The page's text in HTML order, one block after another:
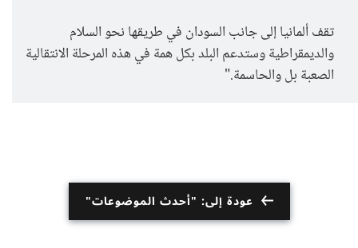
تقف ألمانيا إلى جانب السودان في طريقها نحو السلام
والديمقراطية وستدعم البلد بكل همة في هذه المرحلة الانتقالية
الصعبة بل والحاسمة."
عودة إلى: "أحدث الموضوعات"